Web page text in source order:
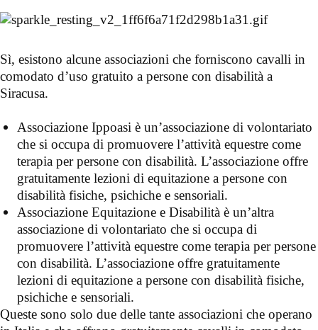
Sì, esistono alcune associazioni che forniscono cavalli in
comodato d’uso gratuito a persone con disabilità a
Siracusa.
Associazione Ippoasi è un’associazione di volontariato
che si occupa di promuovere l’attività equestre come
terapia per persone con disabilità. L’associazione offre
gratuitamente lezioni di equitazione a persone con
disabilità fisiche, psichiche e sensoriali.
Associazione Equitazione e Disabilità è un’altra
associazione di volontariato che si occupa di
promuovere l’attività equestre come terapia per persone
con disabilità. L’associazione offre gratuitamente
lezioni di equitazione a persone con disabilità fisiche,
psichiche e sensoriali.
Queste sono solo due delle tante associazioni che operano